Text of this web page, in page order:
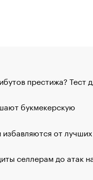
престижа? Тест
букмекерскую
от лучших
селлерам до атак